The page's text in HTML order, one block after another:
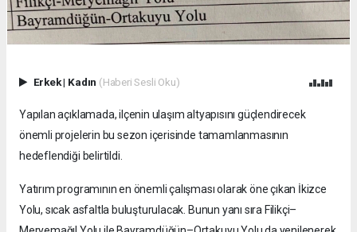
Erkek| Kadın (Haberi Sesli Oku)
Yapılan açıklamada, ilçenin ulaşım altyapısını güçlendirecek
önemli projelerin bu sezon içerisinde tamamlanmasının
hedeflendiği belirtildi.
Yatırım programının en önemli çalışması olarak öne çıkan İkizce
Yolu, sıcak asfaltla buluşturulacak. Bunun yanı sıra Filikçi–